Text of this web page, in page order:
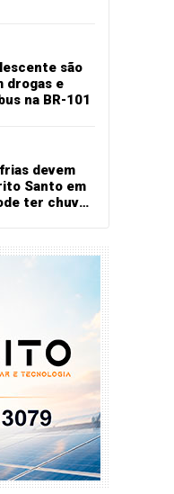
são
drogas e
na BR-101
devem
Santo em
ter chuva